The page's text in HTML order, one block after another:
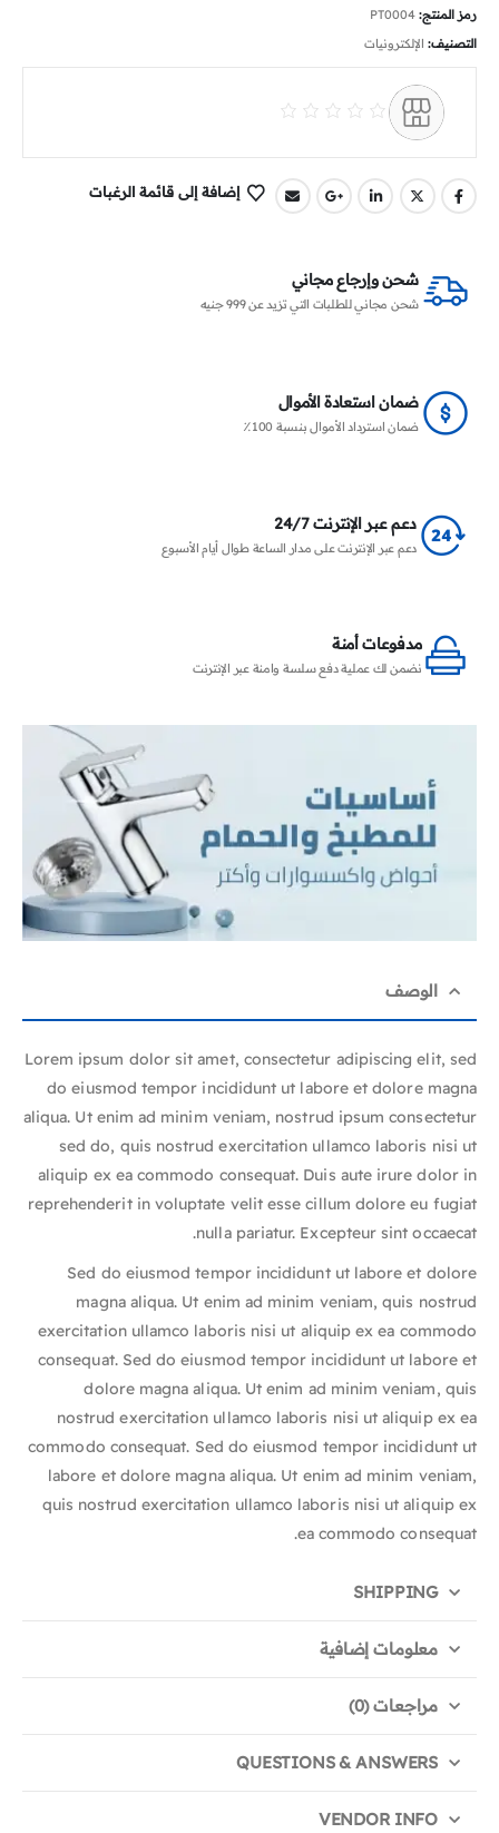
رمز المنتج: PT0004
التصنيف: الإلكترونيات
إضافة إلى قائمة الرغبات
شحن وإرجاع مجاني
شحن مجاني للطلبات التي تزيد عن 999 جنيه
ضمان استعادة الأموال
ضمان استرداد الأموال بنسبة 100٪
دعم عبر الإنترنت 24/7
دعم عبر الإنترنت على مدار الساعة طوال أيام الأسبوع
مدفوعات أمنة
نضمن لك عملية دفع سلسة وامنة عبر الإنترنت
الوصف
Lorem ipsum dolor sit amet, consectetur adipiscing elit, sed
do eiusmod tempor incididunt ut labore et dolore magna
aliqua. Ut enim ad minim veniam, nostrud ipsum consectetur
sed do, quis nostrud exercitation ullamco laboris nisi ut
aliquip ex ea commodo consequat. Duis aute irure dolor in
reprehenderit in voluptate velit esse cillum dolore eu fugiat
nulla pariatur. Excepteur sint occaecat.
Sed do eiusmod tempor incididunt ut labore et dolore
magna aliqua. Ut enim ad minim veniam, quis nostrud
exercitation ullamco laboris nisi ut aliquip ex ea commodo
consequat. Sed do eiusmod tempor incididunt ut labore et
dolore magna aliqua. Ut enim ad minim veniam, quis
nostrud exercitation ullamco laboris nisi ut aliquip ex ea
commodo consequat. Sed do eiusmod tempor incididunt ut
labore et dolore magna aliqua. Ut enim ad minim veniam,
quis nostrud exercitation ullamco laboris nisi ut aliquip ex
ea commodo consequat.
SHIPPING
معلومات إضافية
مراجعات (0)
QUESTIONS & ANSWERS
VENDOR INFO